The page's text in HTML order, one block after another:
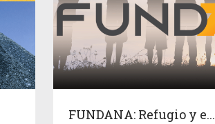
FUNDANA: Refugio y e...